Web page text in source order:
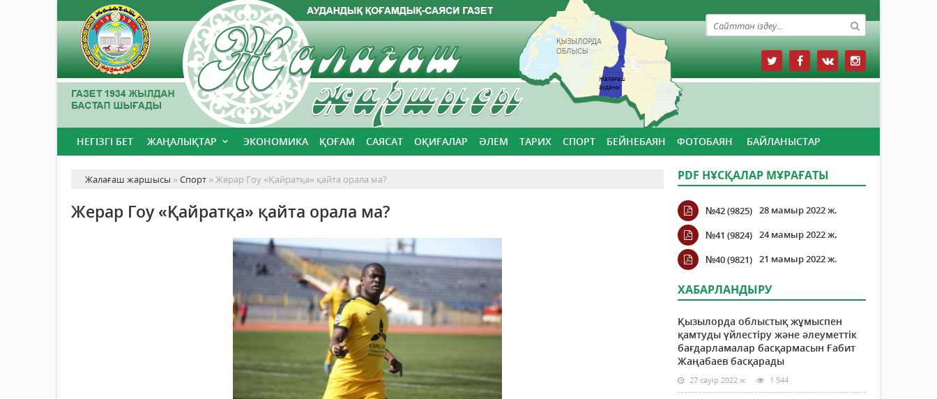
НЕГІЗГІ БЕТ ЖАҢАЛЫҚТАР ЭКОНОМИКА ҚОҒАМ САЯСАТ ОҚИҒАЛАР ӘЛЕМ ТАРИХ СПОРТ БЕЙНЕБАЯН ФОТОБАЯН БАЙЛАНЫСТАР
Жалағаш жаршысы »Спорт » Жерар Гоу «Қайратқа» қайта орала ма?
Жерар Гоу «Қайратқа» қайта орала ма?
PDF НҰСҚАЛАР МҰРАҒАТЫ
№42 (9825) 28 мамыр 2022 ж.
№41 (9824) 24 мамыр 2022 ж.
№40 (9821) 21 мамыр 2022 ж.
ХАБАРЛАНДЫРУ
Қызылорда облыстық жұмыспен
қамтуды үйлестіру және әлеуметтік
бағдарламалар басқармасын Ғабит
Жаңабаев басқарады
27 сәуір 2022 ж. 1 544